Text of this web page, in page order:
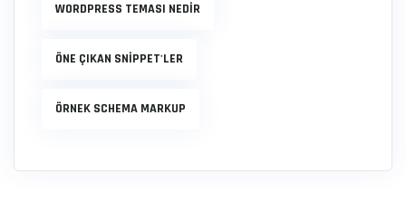
WORDPRESS TEMASI NEDIR
ÖNE ÇIKAN SNIPPET'LER
ÖRNEK SCHEMA MARKUP